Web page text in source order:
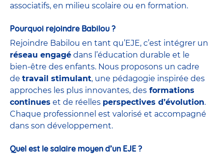
associatifs, en milieu scolaire ou en formation.
Pourquoi rejoindre Babilou ?
Rejoindre Babilou en tant qu’EJE, c’est intégrer un
réseau engagé dans l’éducation durable et le
bien-être des enfants. Nous proposons un cadre
de travail stimulant, une pédagogie inspirée des
approches les plus innovantes, des formations
continues et de réelles perspectives d’évolution.
Chaque professionnel est valorisé et accompagné
dans son développement.
Quel est le salaire moyen d’un EJE ?